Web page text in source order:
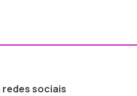
sociais